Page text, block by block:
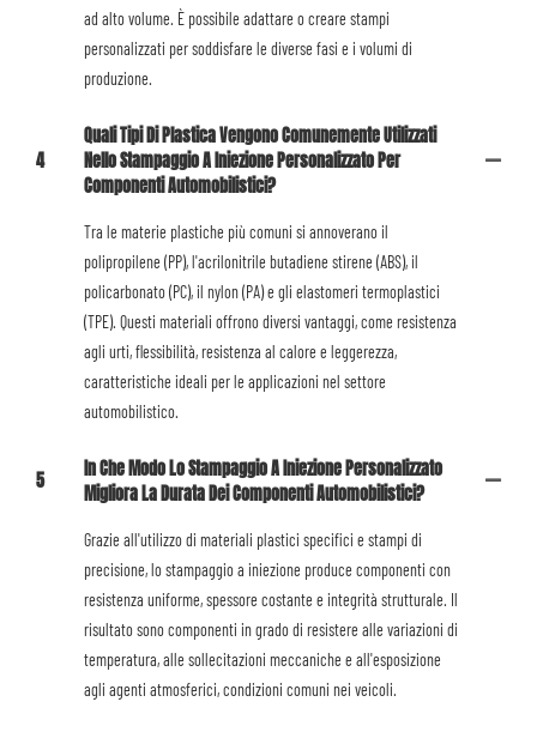
ad alto volume. È possibile adattare o creare stampi
personalizzati per soddisfare le diverse fasi e i volumi di
produzione.
4
Quali Tipi Di Plastica Vengono Comunemente Utilizzati
Nello Stampaggio A Iniezione Personalizzato Per
Componenti Automobilistici?
Tra le materie plastiche più comuni si annoverano il
polipropilene (PP), l'acrilonitrile butadiene stirene (ABS), il
policarbonato (PC), il nylon (PA) e gli elastomeri termoplastici
(TPE). Questi materiali offrono diversi vantaggi, come resistenza
agli urti, flessibilità, resistenza al calore e leggerezza,
caratteristiche ideali per le applicazioni nel settore
automobilistico.
5
In Che Modo Lo Stampaggio A Iniezione Personalizzato
Migliora La Durata Dei Componenti Automobilistici?
Grazie all'utilizzo di materiali plastici specifici e stampi di
precisione, lo stampaggio a iniezione produce componenti con
resistenza uniforme, spessore costante e integrità strutturale. Il
risultato sono componenti in grado di resistere alle variazioni di
temperatura, alle sollecitazioni meccaniche e all'esposizione
agli agenti atmosferici, condizioni comuni nei veicoli.